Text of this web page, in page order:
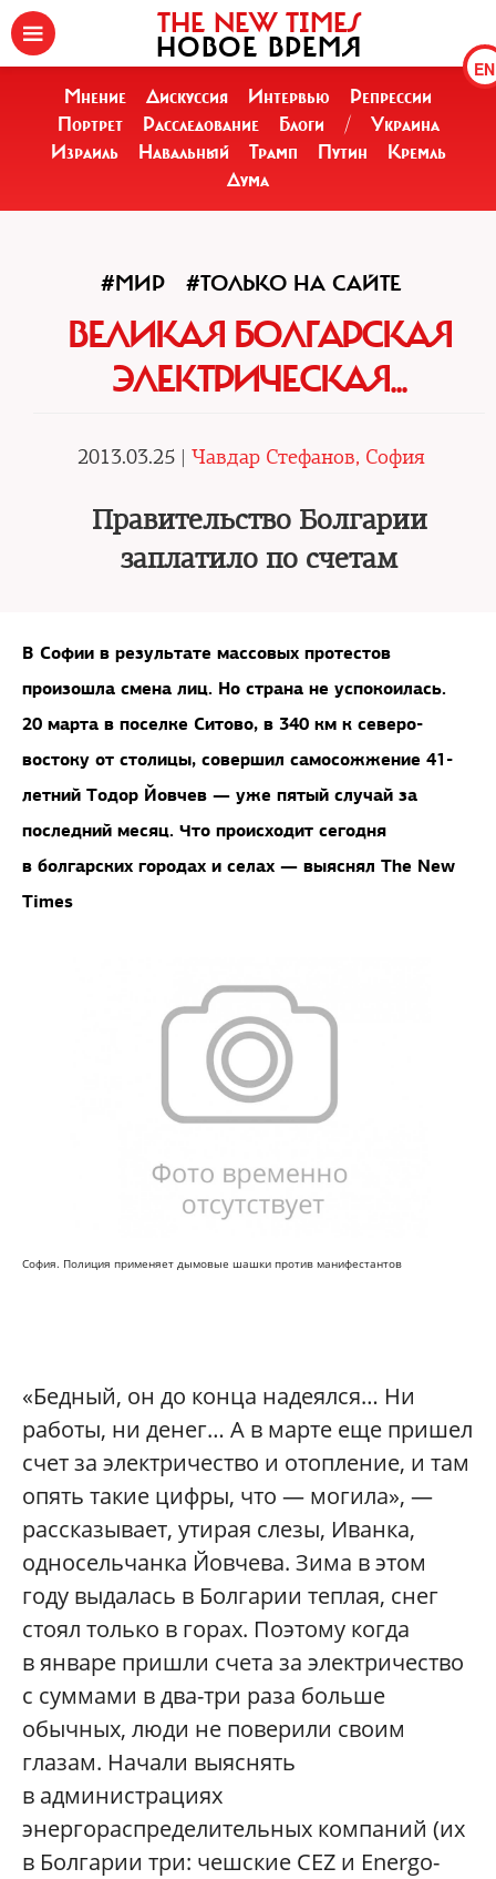
EN
THE NEW TIMES
НОВОЕ ВРЕМЯ
Мнение Дискуссия Интервью
Репрессии
Портрет
Расследование Блоги /
Украина
Израиль
Навальный Трамп Путин
Кремль
Дума
#МИР #ТОЛЬКО НА САЙТЕ
ВЕЛИКАЯ БОЛГАРСКАЯ
ЭЛЕКТРИЧЕСКАЯ...
2013.03.25 | Чавдар Стефанов, София
Правительство Болгарии
заплатило по счетам
В Софии в результате массовых протестов
произошла смена лиц. Но страна не успокоилась.
20 марта в поселке Ситово, в 340 км к северо-
востоку от столицы, совершил самосожжение 41-
летний Тодор Йовчев — уже пятый случай за
последний месяц. Что происходит сегодня
в болгарских городах и селах — выяснял The New
Times
София. Полиция применяет дымовые шашки против манифестантов
«Бедный, он до конца надеялся… Ни
работы, ни денег… А в марте еще пришел
счет за электричество и отопление, и там
опять такие цифры, что — могила», —
рассказывает, утирая слезы, Иванка,
односельчанка Йовчева. Зима в этом
году выдалась в Болгарии теплая, снег
стоял только в горах. Поэтому когда
в январе пришли счета за электричество
с суммами в два-три раза больше
обычных, люди не поверили своим
глазам. Начали выяснять
в администрациях
энергораспределительных компаний (их
в Болгарии три: чешские CEZ и Еnergo-